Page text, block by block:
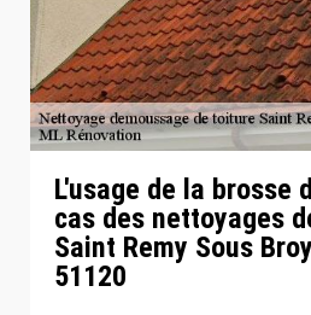
L'usage de la brosse
cas des nettoyages
Saint Remy Sous
51120